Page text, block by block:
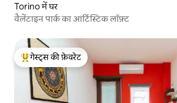
Torino में घर
वैलेंटाइन पार्क का आर्टिस्टिक लॉफ़्ट
गेस्ट्स का टॉप फ़ेवरेट
गेस्ट्स की फ़ेवरेट